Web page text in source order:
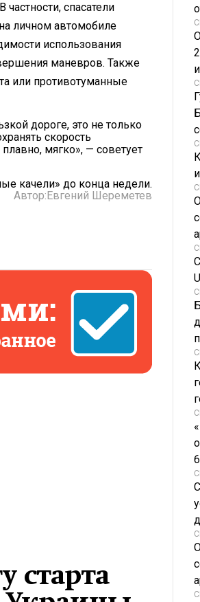
спасатели
личном автомобиле
использования
маневров. Также
или противотуманные
дороге, это не только
скорость
мягко», — советует
качели» до конца недели.
Автор:Евгений Шереметев
старта